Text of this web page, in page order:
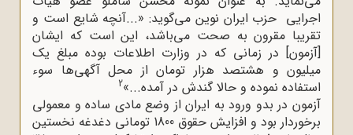
اجرایی حزب ایران نوین می‌گوید: «...آنچه شایع است و
تقریبا مقرون به صحت می‌باشد، این است که ایشان
[آزمون] در زمانی که در وزارت اطلاعات بوده مبلغ یک
میلیون و هشتصد هزار تومان از محل آگهی‌ها سوء
استفاده نموده و حالا گندش در آمده...»2
آزمون در بدو ورود به ایران از وضع مادی ساده و معمولی
برخوردار بود و افزایش حقوق 1800 تومانی دغدغه نخستین